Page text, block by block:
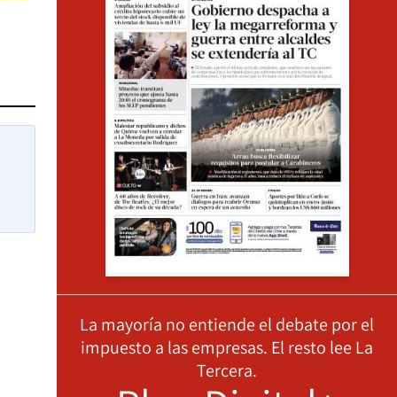
La mayoría no entiende el debate por el
impuesto a las empresas. El resto lee La
Tercera.